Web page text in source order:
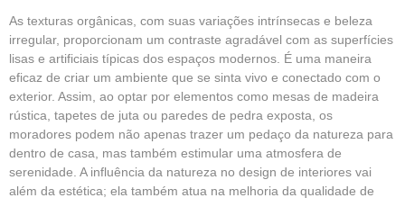
As texturas orgânicas, com suas variações intrínsecas e beleza
irregular, proporcionam um contraste agradável com as superfícies
lisas e artificiais típicas dos espaços modernos. É uma maneira
eficaz de criar um ambiente que se sinta vivo e conectado com o
exterior. Assim, ao optar por elementos como mesas de madeira
rústica, tapetes de juta ou paredes de pedra exposta, os
moradores podem não apenas trazer um pedaço da natureza para
dentro de casa, mas também estimular uma atmosfera de
serenidade. A influência da natureza no design de interiores vai
além da estética; ela também atua na melhoria da qualidade de